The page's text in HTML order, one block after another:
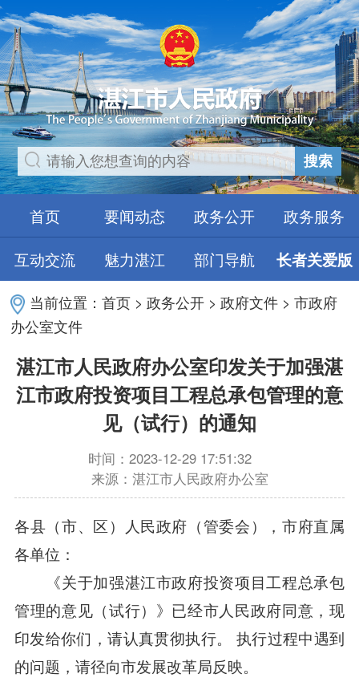
搜索
首页 要闻动态 政务公开
政务服务
互动交流
魅力湛江 部门导航 长者关爱版
当前位置：首页 >政务公开 >政府文件 >市政府
办公室文件
湛江市人民政府办公室印发关于加强湛
江市政府投资项目工程总承包管理的意
见（试行）的通知
时间：2023-12-29 17:51:32
来源：湛江市人民政府办公室
各县（市、区）人民政府（管委会），市府直属
各单位：
《关于加强湛江市政府投资项目工程总承包
管理的意见（试行）》已经市人民政府同意，现
印发给你们，请认真贯彻执行。 执行过程中遇到
的问题，请径向市发展改革局反映。